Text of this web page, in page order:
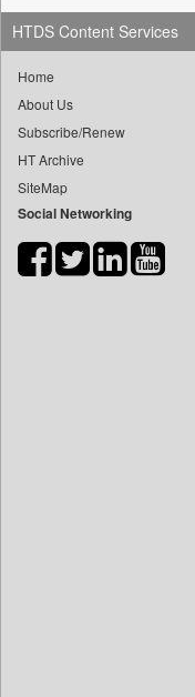
Bis Research
Bana Africa Gossips
Bang Gaming
Bang Showbiz
Bang Tech
Bangladesh Business
Bihar Times
HTDS Content Services
Home
About Us
Subscribe/Renew
HT Archive
SiteMap
Social Networking